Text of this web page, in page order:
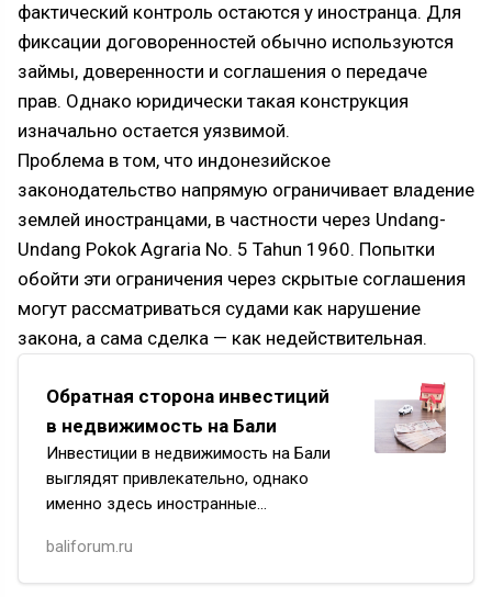
фактический контроль остаются у иностранца. Для
фиксации договоренностей обычно используются
займы, доверенности и соглашения о передаче
прав. Однако юридически такая конструкция
изначально остается уязвимой.
Проблема в том, что индонезийское
законодательство напрямую ограничивает владение
землей иностранцами, в частности через Undang-
Undang Pokok Agraria No. 5 Tahun 1960. Попытки
обойти эти ограничения через скрытые соглашения
могут рассматриваться судами как нарушение
закона, а сама сделка — как недействительная.
Обратная сторона инвестиций
в недвижимость на Бали
Инвестиции в недвижимость на Бали
выглядят привлекательно, однако
именно здесь иностранные
с юридическими и финансовыми
рисками. Многие уверены, что после
baliforum.ru